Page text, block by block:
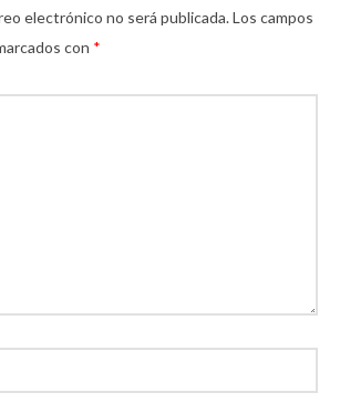
electrónico no será publicada.Los campos
con *